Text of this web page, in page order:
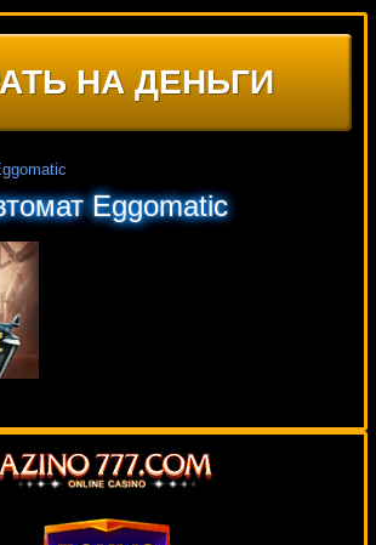
НА ДЕНЬГИ
Eggomatic